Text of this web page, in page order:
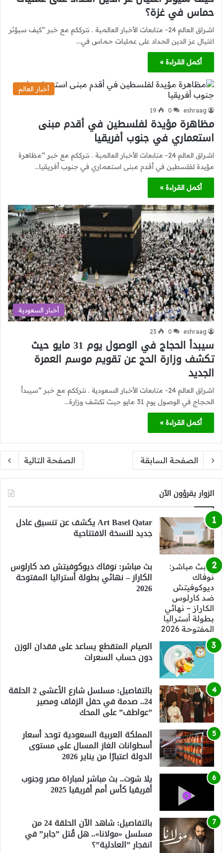
حماس في غزة؟
اشراق العالم 24- متابعات الأخبار العالمية . نترككم مع خبر “كيف سيؤثر
اغتيال عز الدين الحداد على عمليات حماس في…
أكمل القراءة »
أخبار العالم
eshraag
0
19
مظاهرة مؤيدة لفلسطين في أقدم مبنى
استعماري في جنوب أفريقيا
اشراق العالم 24- متابعات الأخبار العالمية . نترككم مع خبر “مظاهرة
مؤيدة لفلسطين في أقدم مبنى استعماري في جنوب أفريقيا…
أكمل القراءة »
أخبار السعودية
eshraag
0
23
سيبدأ الحجاج في الوصول يوم 31 مايو حيث
تكشف وزارة الحج عن تقويم موسم العمرة
الجديد
اشراق العالم 24- متابعات الأخبار السعودية . نترككم مع خبر “سيبدأ
الحجاج في الوصول يوم 31 مايو حيث تكشف وزارة…
أكمل القراءة »
الصفحة السابقة الصفحة التالية
الزوار يقرؤون الآن
Art Basel Qatar يكشف عن تنسيق عادل
جديد للنسخة الافتتاحية
بث مباشر: نوفاك ديوكوفيتش ضد كارلوس
الكاراز – نهائي بطولة أستراليا المفتوحة
2026
الصيام المتقطع يساعد على فقدان الوزن
دون حساب السعرات
بالتفاصيل: مسلسل شارع الأعشى 2 الحلقة
24.. صدمة في حفل الزفاف ومصير
”عواطف” على المحك
المملكة العربية السعودية توحد أسعار
أسطوانات الغاز المسال على مستوى
الدولة اعتبارًا من يناير 2026
يلا شوت.. بث مباشر لمباراة مصر وجنوب
أفريقيا كأس أمم أفريقيا 2025
بالتفاصيل: شاهد الآن الحلقة 24 من
مسلسل «مولانا».. هل قُتل ”جابر” في
انفجار ”العادلية”؟